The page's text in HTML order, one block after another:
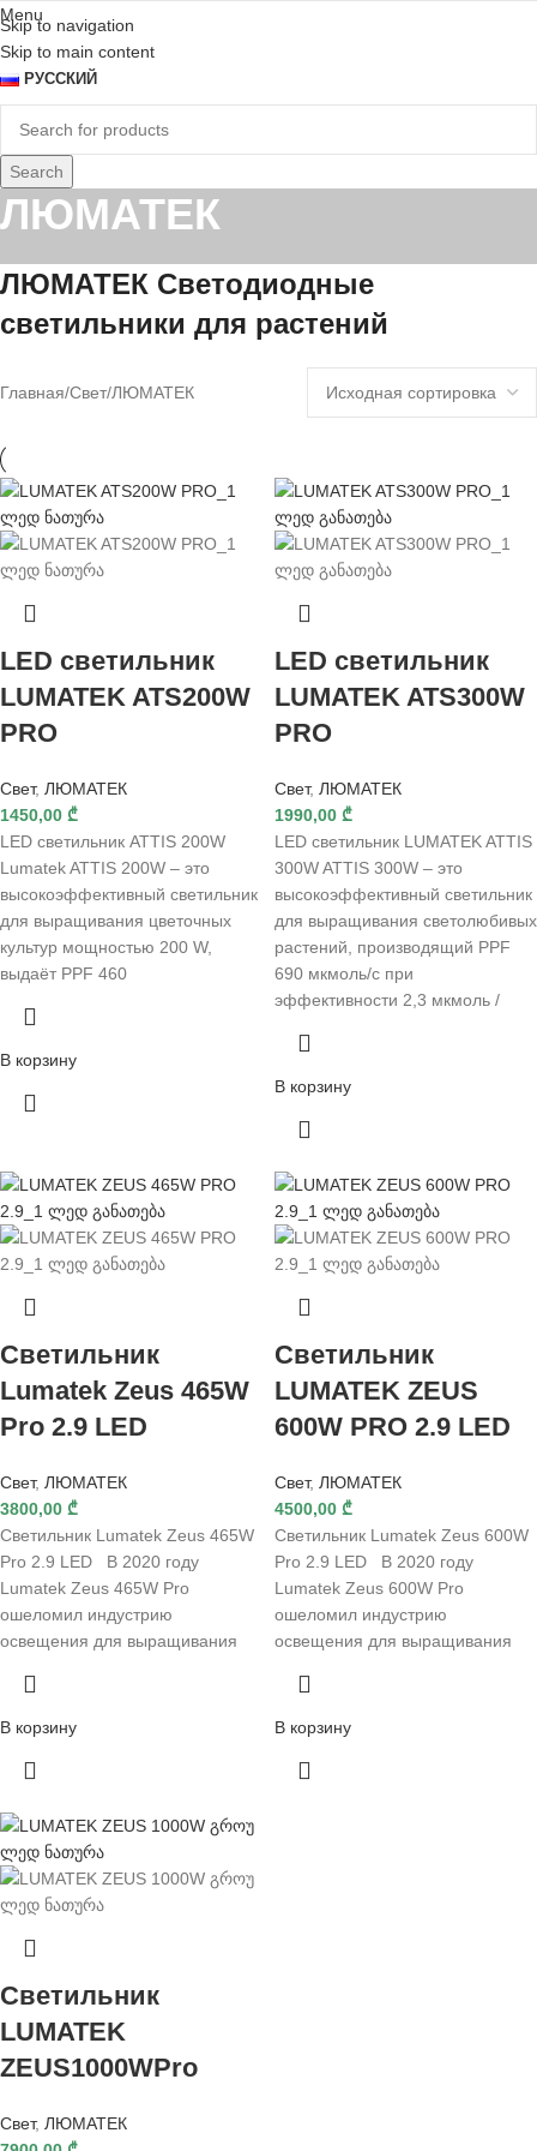
Skip to navigation
Skip to main content
Menu
РУССКИЙ
Search
ЛЮМАТЕК
ЛЮМАТЕК Светодиодные
светильники для растений
Главная Свет ЛЮМАТЕК
LED светильник
LUMATEK ATS200W
PRO
Свет, ЛЮМАТЕК
1450,00 ₾
LED светильник ATTIS 200W
Lumatek ATTIS 200W – это
высокоэффективный светильник
для выращивания цветочных
культур мощностью 200 W,
выдаёт PPF 460
В корзину
LED светильник
LUMATEK ATS300W
PRO
Свет, ЛЮМАТЕК
1990,00 ₾
LED светильник LUMATEK ATTIS
300W ATTIS 300W – это
высокоэффективный светильник
для выращивания светолюбивых
растений, производящий PPF
690 мкмоль/с при
эффективности 2,3 мкмоль /
В корзину
Светильник
Lumatek Zeus 465W
Pro 2.9 LED
Свет, ЛЮМАТЕК
3800,00 ₾
Светильник Lumatek Zeus 465W
Pro 2.9 LED В 2020 году
Lumatek Zeus 465W Pro
ошеломил индустрию
освещения для выращивания
В корзину
Светильник
LUMATEK ZEUS
600W PRO 2.9 LED
Свет, ЛЮМАТЕК
4500,00 ₾
Светильник Lumatek Zeus 600W
Pro 2.9 LED В 2020 году
Lumatek Zeus 600W Pro
ошеломил индустрию
освещения для выращивания
В корзину
Светильник
LUMATEK
ZEUS1000WPro
Свет, ЛЮМАТЕК